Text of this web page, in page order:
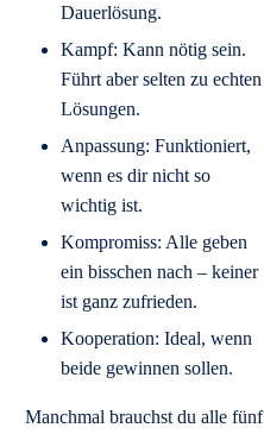
Dauerlösung.
Kampf: Kann nötig sein.
Führt aber selten zu echten
Lösungen.
Anpassung: Funktioniert,
wenn es dir nicht so
wichtig ist.
Kompromiss: Alle geben
ein bisschen nach – keiner
ist ganz zufrieden.
Kooperation: Ideal, wenn
beide gewinnen sollen.
Manchmal brauchst du alle fünf